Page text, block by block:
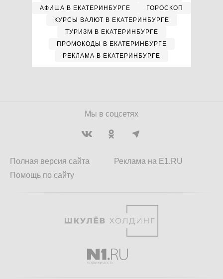
АФИША В ЕКАТЕРИНБУРГЕ
ГОРОСКОП
КУРСЫ ВАЛЮТ В ЕКАТЕРИНБУРГЕ
ТУРИЗМ В ЕКАТЕРИНБУРГЕ
ПРОМОКОДЫ В ЕКАТЕРИНБУРГЕ
РЕКЛАМА В ЕКАТЕРИНБУРГЕ
Мы в соцсетях
Полная версия сайта
Помощь по сайту
Реклама на E1.RU